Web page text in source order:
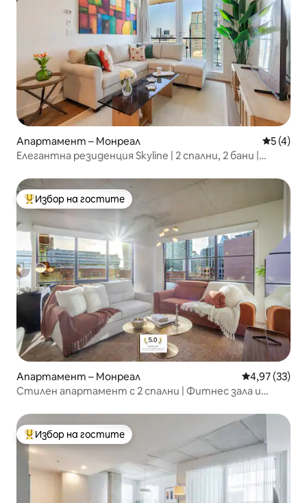
Апартамент – Монреал Средна
5 (4)
Елегантна резиденция Skyline | 2 спални, 2 бани |
Най-популярен избор на гостите
Избор на гостите
Апартамент – Монреал Средна
4,97 (33)
Стилен апартамент с 2 спални | Фитнес зала и
Най-популярен избор на гостите
Избор на гостите